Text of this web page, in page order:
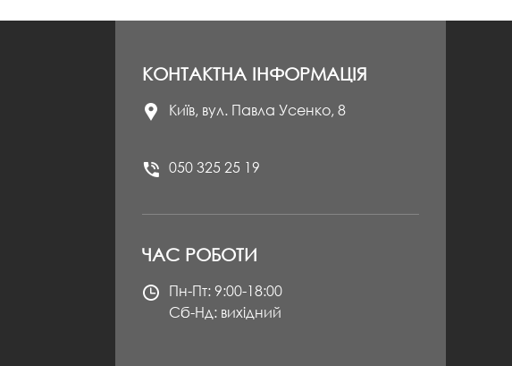
КОНТАКТНА ІНФОРМАЦІЯ
Київ, вул. Павла Усенко, 8
050 325 25 19
ЧАС РОБОТИ
Пн-Пт: 9:00-18:00
Сб-Нд: вихідний